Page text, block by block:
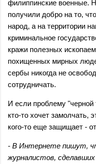
филиппинские военные.
получили добро на то,
народ, а на территории
криминальное
кражи полезных
похищенных мирных
сербы никогда не
сотрудничать.
И если проблему "черной
кто-то хочет замолчать,
кого-то еще защищает -
- В Интернете пишут,
журналистов,